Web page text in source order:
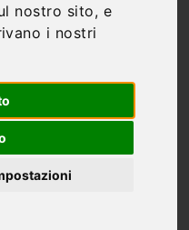
nostro sito, e
i nostri
- Val di